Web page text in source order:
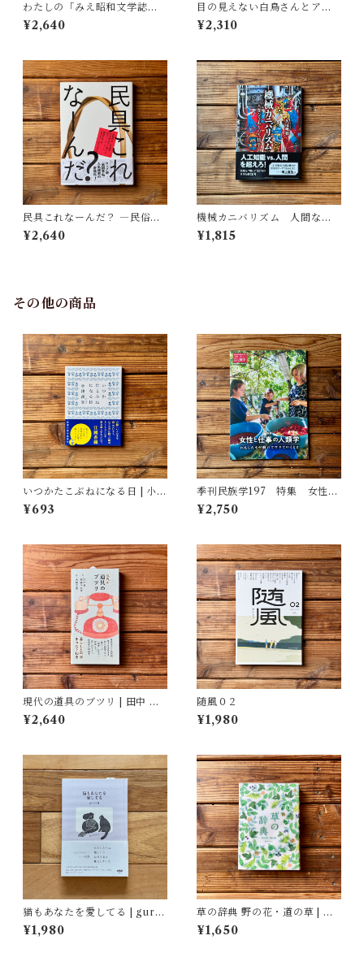
わたしの「みえ昭和文学誌」 |
藤田 明
¥2,640
目の見えない白鳥さんとアー
トを見にいく | 川内 有緒
¥2,310
民具これなーんだ？ ―民俗学
者・宮本常一が美術大学に遺
した民具コレクション | 加藤幸
¥2,640
機械カニバリズム 人間なき
あとの人類学へ｜久保 明教
¥1,815
その他の商品
いつかたこぶねになる日 | 小津
夜景
¥693
季刊民族学197 特集 女性と
仕事の人類学：わたしたちが
働いて生きていくこと
¥2,750
現代の道具のブツリ | 田中 幸,
結城 千代子, 大塚 文香(絵)
¥2,640
随風０２
¥1,980
猫もあなたを愛してる | gurur
i (編)
¥1,980
草の辞典 野の花・道の草 | 森
乃おと, ささきみえこ（イラス
ト）
¥1,650